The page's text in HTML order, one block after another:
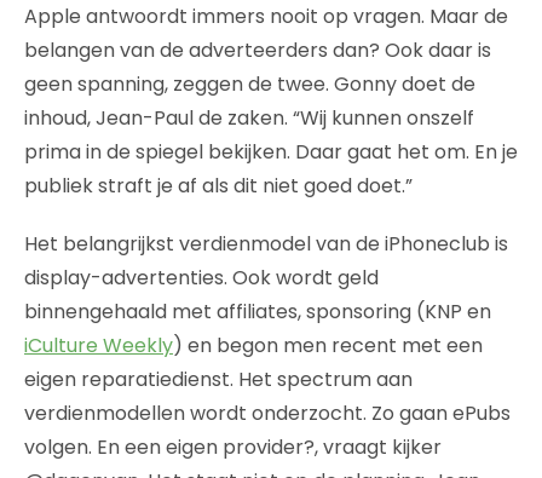
Apple antwoordt immers nooit op vragen. Maar de
belangen van de adverteerders dan? Ook daar is
geen spanning, zeggen de twee. Gonny doet de
inhoud, Jean-Paul de zaken. “Wij kunnen onszelf
prima in de spiegel bekijken. Daar gaat het om. En je
publiek straft je af als dit niet goed doet.”
Het belangrijkst verdienmodel van de iPhoneclub is
display-advertenties. Ook wordt geld
binnengehaald met affiliates, sponsoring (KNP en
iCulture Weekly) en begon men recent met een
eigen reparatiedienst. Het spectrum aan
verdienmodellen wordt onderzocht. Zo gaan ePubs
volgen. En een eigen provider?, vraagt kijker